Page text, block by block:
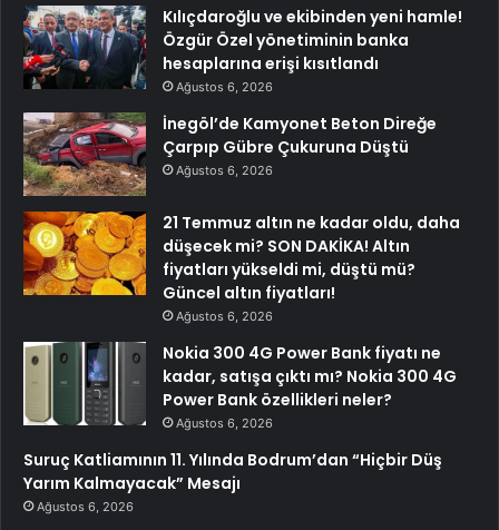
Kılıçdaroğlu ve ekibinden yeni hamle!
Özgür Özel yönetiminin banka
hesaplarına erişi kısıtlandı
Ağustos 6, 2026
İnegöl’de Kamyonet Beton Direğe
Çarpıp Gübre Çukuruna Düştü
Ağustos 6, 2026
21 Temmuz altın ne kadar oldu, daha
düşecek mi? SON DAKİKA! Altın
fiyatları yükseldi mi, düştü mü?
Güncel altın fiyatları!
Ağustos 6, 2026
Nokia 300 4G Power Bank fiyatı ne
kadar, satışa çıktı mı? Nokia 300 4G
Power Bank özellikleri neler?
Ağustos 6, 2026
Suruç Katliamının 11. Yılında Bodrum’dan “Hiçbir Düş
Yarım Kalmayacak” Mesajı
Ağustos 6, 2026